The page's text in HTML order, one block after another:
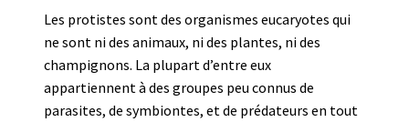
Les protistes sont des organismes eucaryotes qui
ne sont ni des animaux, ni des plantes, ni des
champignons. La plupart d’entre eux
appartiennent à des groupes peu connus de
parasites, de symbiontes, et de prédateurs en tout